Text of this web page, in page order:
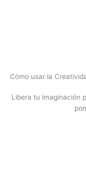
Cómo usar la
Libera tu imaginación